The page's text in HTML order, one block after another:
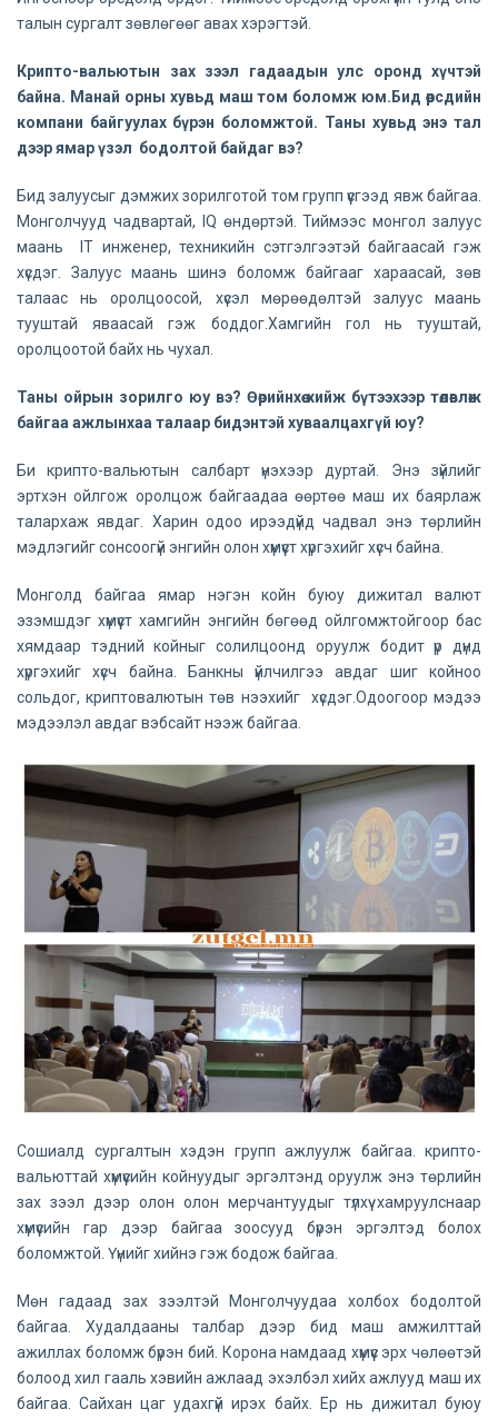
талын сургалт зөвлөгөөг авах хэрэгтэй.
Крипто-вальютын зах зээл гадаадын улс оронд хүчтэй
байна. Манай орны хувьд маш том боломж юм.Бид өөрсдийн
компани байгуулах бүрэн боломжтой. Таны хувьд энэ тал
дээр ямар үзэл бодолтой байдаг вэ?
Бид залуусыг дэмжих зорилготой том групп үүсгээд явж байгаа.
Монголчууд чадвартай, IQ өндөртэй. Тиймээс монгол залуус
маань IT инженер, техникийн сэтгэлгээтэй байгаасай гэж
хүсдэг. Залуус маань шинэ боломж байгааг хараасай, зөв
талаас нь оролцоосой, хүсэл мөрөөдөлтэй залуус маань
тууштай яваасай гэж боддог.Хамгийн гол нь тууштай,
оролцоотой байх нь чухал.
Таны ойрын зорилго юу вэ? Өөрийнхөө хийж бүтээхээр төлөвлөж
байгаа ажлынхаа талаар бидэнтэй хуваалцахгүй юу?
Би крипто-вальютын салбарт үнэхээр дуртай. Энэ зүйлийг
эртхэн ойлгож оролцож байгаадаа өөртөө маш их баярлаж
талархаж явдаг. Харин одоо ирээдүйд чадвал энэ төрлийн
мэдлэгийг сонсоогүй энгийн олон хүмүүст хүргэхийг хүсч байна.
Монголд байгаа ямар нэгэн койн буюу дижитал валют
эзэмшдэг хүмүүст хамгийн энгийн бөгөөд ойлгомжтойгоор бас
хямдаар тэдний койныг солилцоонд оруулж бодит үр дүнд
хүргэхийг хүсч байна. Банкны үйлчилгээ авдаг шиг койноо
сольдог, криптовалютын төв нээхийг хүсдэг.Одоогоор мэдээ
мэдээлэл авдаг вэбсайт нээж байгаа.
Сошиалд сургалтын хэдэн групп ажлуулж байгаа. крипто-
вальюттай хүмүүсийн койнуудыг эргэлтэнд оруулж энэ төрлийн
зах зээл дээр олон олон мерчантуудыг түлхүү хамруулснаар
хүмүүсийн гар дээр байгаа зоосууд бүрэн эргэлтэд болох
боломжтой. Үүнийг хийнэ гэж бодож байгаа.
Мөн гадаад зах зээлтэй Монголчуудаа холбох бодолтой
байгаа. Худалдааны талбар дээр бид маш амжилттай
ажиллах боломж бүрэн бий. Корона намдаад хүмүүс эрх чөлөөтэй
болоод хил гааль хэвийн ажлаад эхэлбэл хийх ажлууд маш их
байгаа. Сайхан цаг удахгүй ирэх байх. Ер нь дижитал буюу